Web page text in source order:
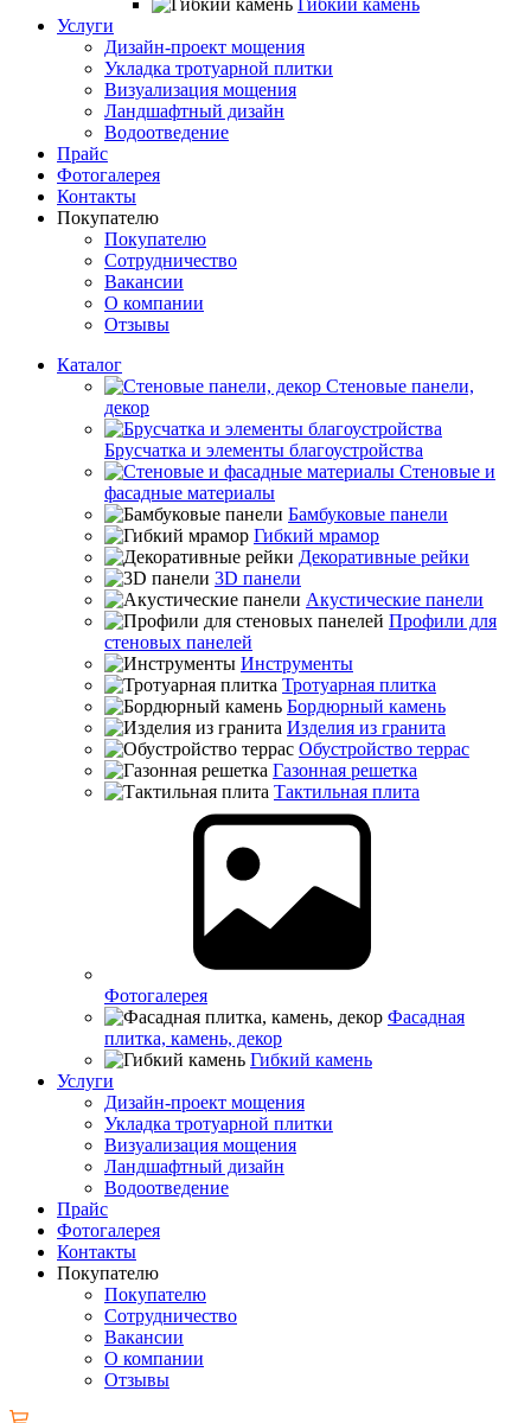
Гибкий камень
Услуги
Дизайн-проект мощения
Укладка тротуарной плитки
Визуализация мощения
Ландшафтный дизайн
Водоотведение
Прайс
Фотогалерея
Контакты
Покупателю
Покупателю
Сотрудничество
Вакансии
О компании
Отзывы
Каталог
Стеновые панели,
декор
Брусчатка и элементы благоустройства
Стеновые и
фасадные материалы
Бамбуковые панели
Гибкий мрамор
Декоративные рейки
3D панели
Акустические панели
Профили для
стеновых панелей
Инструменты
Тротуарная плитка
Бордюрный камень
Изделия из гранита
Обустройство террас
Газонная решетка
Тактильная плита
Фотогалерея
Фасадная
плитка, камень, декор
Гибкий камень
Услуги
Дизайн-проект мощения
Укладка тротуарной плитки
Визуализация мощения
Ландшафтный дизайн
Водоотведение
Прайс
Фотогалерея
Контакты
Покупателю
Покупателю
Сотрудничество
Вакансии
О компании
Отзывы